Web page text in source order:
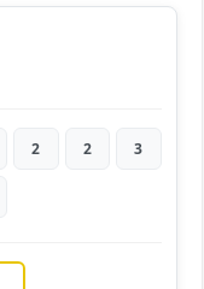
2 2 3